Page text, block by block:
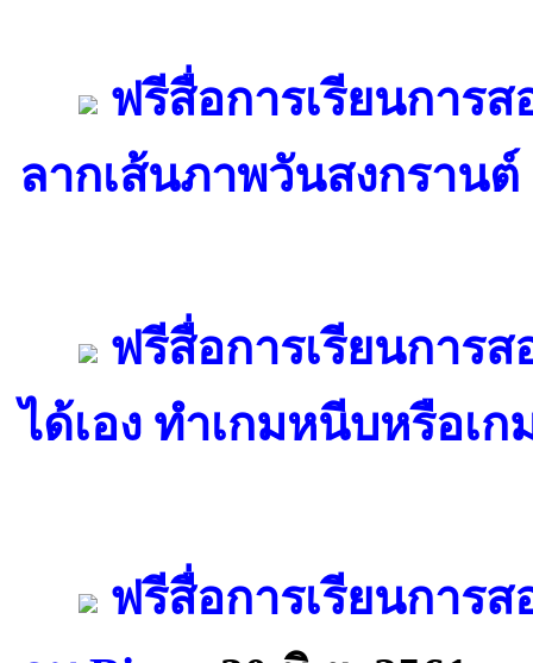
ฟรีสื่อการเรียนการ
ลากเส้นภาพวันสงกรานต์
ฟรีสื่อการเรียนการ
ได้เอง ทำเกมหนีบหรือเก
ฟรีสื่อการเรียนการ